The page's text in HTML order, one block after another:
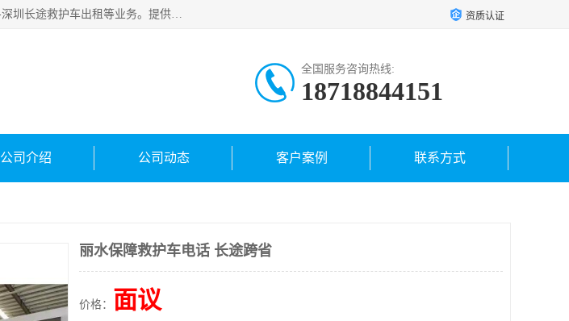
广东快安医疗救援服务公司主要经营:东莞救护车出租_深圳救护车出租_东莞长途救护车出租-深圳长途救护车出租等业务。提供救护车出租服务和长途救护车转接病人。响应及时，服务周到。 资质认证
全国服务咨询热线:
18718844151
公司介绍 公司动态 客户案例 联系方式
丽水保障救护车电话 长途跨省
价格： 面议